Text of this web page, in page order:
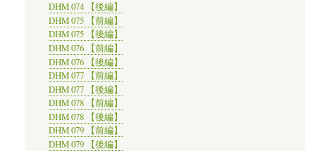
DHM 074 【後編】
DHM 075 【前編】
DHM 075 【後編】
DHM 076 【前編】
DHM 076 【後編】
DHM 077 【前編】
DHM 077 【後編】
DHM 078 【前編】
DHM 078 【後編】
DHM 079 【前編】
DHM 079 【後編】